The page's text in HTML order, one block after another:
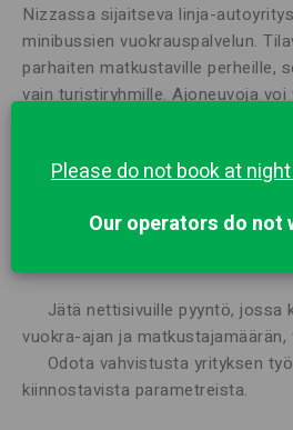
Nizzassa sijaitseva linja-
minibussien vuokrauspalvelun.
parhaiten matkustaville perheille,
vain turistiryhmille. Ajoneuvoja
tai useammaksi päiväksi,
odottamaan, ja halvempaa.
Jätä nettisivuille pyyntö, jossa
vuokra-ajan ja matkustajamäärän,
Odota vahvistusta yrityksen
kiinnostavista parametreista.
Please do not book at
Our operators do not